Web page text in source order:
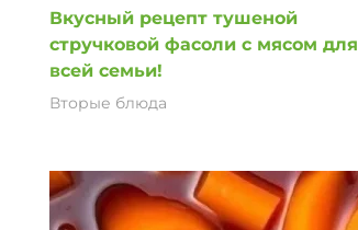
Вкусный рецепт тушеной
стручковой фасоли с мясом для
всей семьи!
Вторые блюда